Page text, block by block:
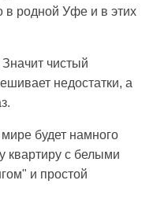
в родной Уфе и в этих
чистый
недостатки, а
будет намного
квартиру с белыми
и простой